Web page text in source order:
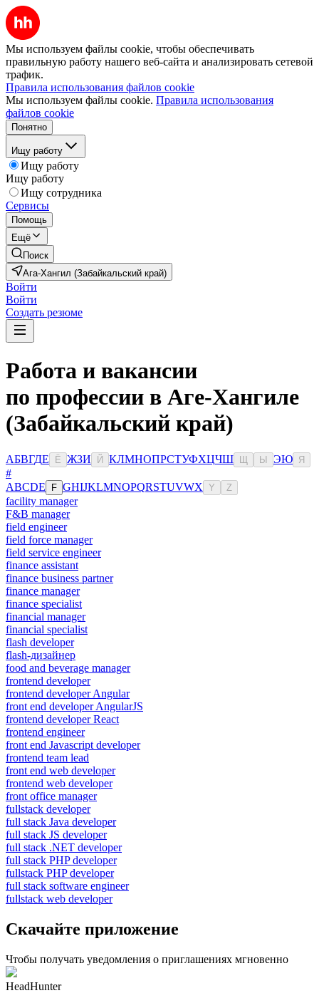
Мы используем файлы cookie, чтобы обеспечивать
правильную работу нашего веб-сайта и анализировать сетевой
трафик.
Правила использования файлов cookie
Мы используем файлы cookie. Правила использования
файлов cookie
Понятно
Ищу работу
Ищу работу
Ищу работу
Ищу сотрудника
Сервисы
Помощь
Ещё
Поиск
Ага-Хангил (Забайкальский край)
Войти
Войти
Создать резюме
Работа и вакансии
по профессии в Аге-Хангиле
(Забайкальский край)
АБВГДЕ Ё ЖЗИ Й КЛМНОПРСТУФХЦЧШ Ы ЭЮ Я
#
ABCDE F GHIJKLMNOPQRSTUVWX Y Z
facility manager
F&B manager
field engineer
field force manager
field service engineer
finance assistant
finance business partner
finance manager
finance specialist
financial manager
financial specialist
flash developer
flash-дизайнер
food and beverage manager
frontend developer
frontend developer Angular
front end developer AngularJS
frontend developer React
frontend engineer
front end Javascript developer
frontend team lead
front end web developer
frontend web developer
front office manager
fullstack developer
full stack Java developer
full stack JS developer
full stack .NET developer
full stack PHP developer
fullstack PHP developer
full stack software engineer
fullstack web developer
Скачайте приложение
Чтобы получать уведомления о приглашениях мгновенно
HeadHunter